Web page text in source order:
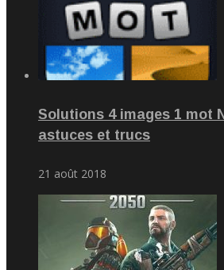
Solutions 4 images 1 mot
astuces et trucs
21 août 2018